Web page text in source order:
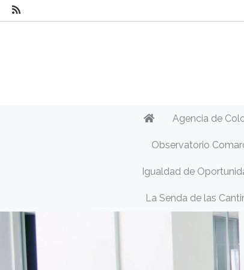
Agencia de
Observatorio
Igualdad de
La Senda de las